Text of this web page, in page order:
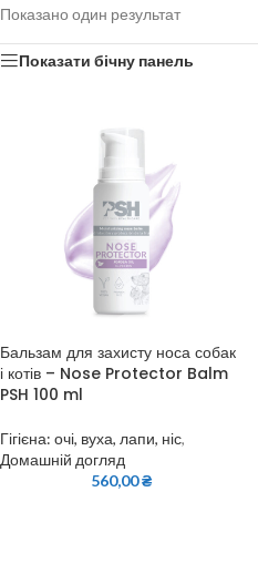
Показано один результат
Показати бічну панель
Бальзам для захисту носа собак
і котів – Nose Protector Balm
PSH 100 ml
Гігієна: очі, вуха, лапи, ніс,
Домашній догляд
560,00₴